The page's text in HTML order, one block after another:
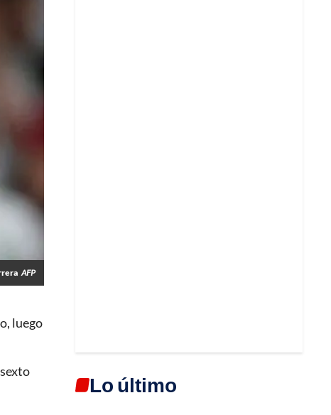
AFP
luego
Lo último